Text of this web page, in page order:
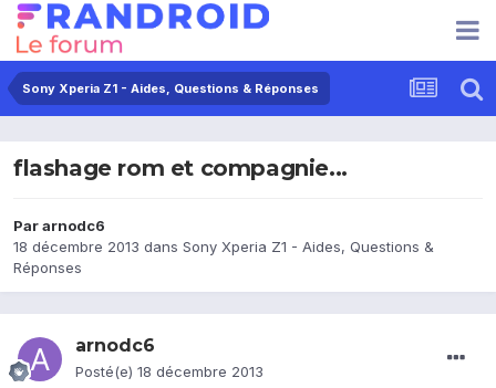
Sony Xperia Z1 - Aides, Questions & Réponses
flashage rom et compagnie...
Pararnodc6
18 décembre 2013 dans Sony Xperia Z1 - Aides, Questions &
Réponses
arnodc6
Posté(e) 18 décembre 2013